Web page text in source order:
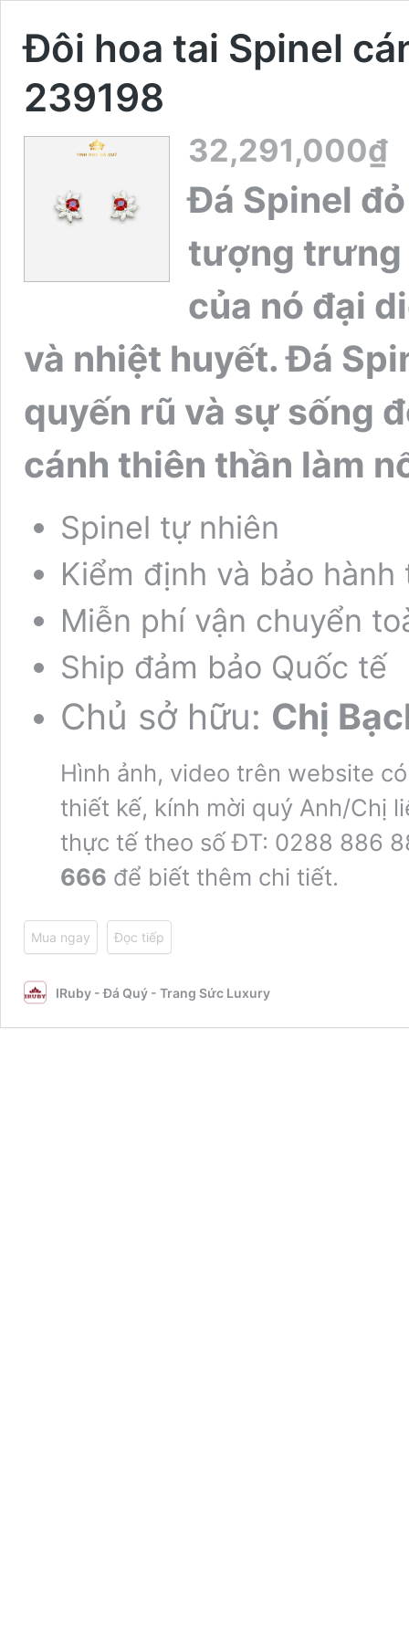
Đôi hoa tai Spinel
239198
32,291,000₫
Đá Spinel
tượng trưng
của nó đại
và nhiệt huyết. Đá
quyến rũ và sự sống
cánh thiên thần làm
Spinel tự nhiên
Kiểm định và bảo hành
Miễn phí vận chuyển
Ship đảm bảo Quốc tế
Chủ sở hữu: Chị
Hình ảnh, video trên website
thiết kế, kính mời quý Anh/Chị
thực tế theo số ĐT: 0288 886
666 để biết thêm chi tiết.
Mua ngay Đọc tiếp
IRuby - Đá Quý - Trang Sức Luxury